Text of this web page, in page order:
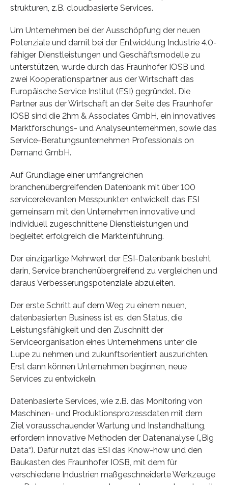
strukturen, z.B. cloudbasierte Services.
Um Unternehmen bei der Ausschöpfung der neuen
Potenziale und damit bei der Entwicklung Industrie 4.0-
fähiger Dienstleistungen und Geschäftsmodelle zu
unterstützen, wurde durch das Fraunhofer IOSB und
zwei Kooperationspartner aus der Wirtschaft das
Europäische Service Institut (ESI) gegründet. Die
Partner aus der Wirtschaft an der Seite des Fraunhofer
IOSB sind die 2hm & Associates GmbH, ein innovatives
Marktforschungs- und Analyseunternehmen, sowie das
Service-Beratungsunternehmen Professionals on
Demand GmbH.
Auf Grundlage einer umfangreichen
branchenübergreifenden Datenbank mit über 100
servicerelevanten Messpunkten entwickelt das ESI
gemeinsam mit den Unternehmen innovative und
individuell zugeschnittene Dienstleistungen und
begleitet erfolgreich die Markteinführung.
Der einzigartige Mehrwert der ESI-Datenbank besteht
darin, Service branchenübergreifend zu vergleichen und
daraus Verbesserungspotenziale abzuleiten.
Der erste Schritt auf dem Weg zu einem neuen,
datenbasierten Business ist es, den Status, die
Leistungsfähigkeit und den Zuschnitt der
Serviceorganisation eines Unternehmens unter die
Lupe zu nehmen und zukunftsorientiert auszurichten.
Erst dann können Unternehmen beginnen, neue
Services zu entwickeln.
Datenbasierte Services, wie z.B. das Monitoring von
Maschinen- und Produktionsprozessdaten mit dem
Ziel vorausschauender Wartung und Instandhaltung,
erfordern innovative Methoden der Datenanalyse („Big
Data“). Dafür nutzt das ESI das Know-how und den
Baukasten des Fraunhofer IOSB, mit dem für
verschiedene Industrien maßgeschneiderte Werkzeuge